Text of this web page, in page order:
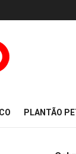
PLANTÃO